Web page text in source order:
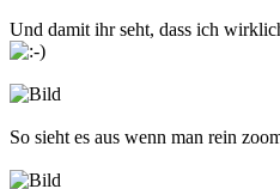
Und damit ihr seht, dass ich
So sieht es aus wenn man rein